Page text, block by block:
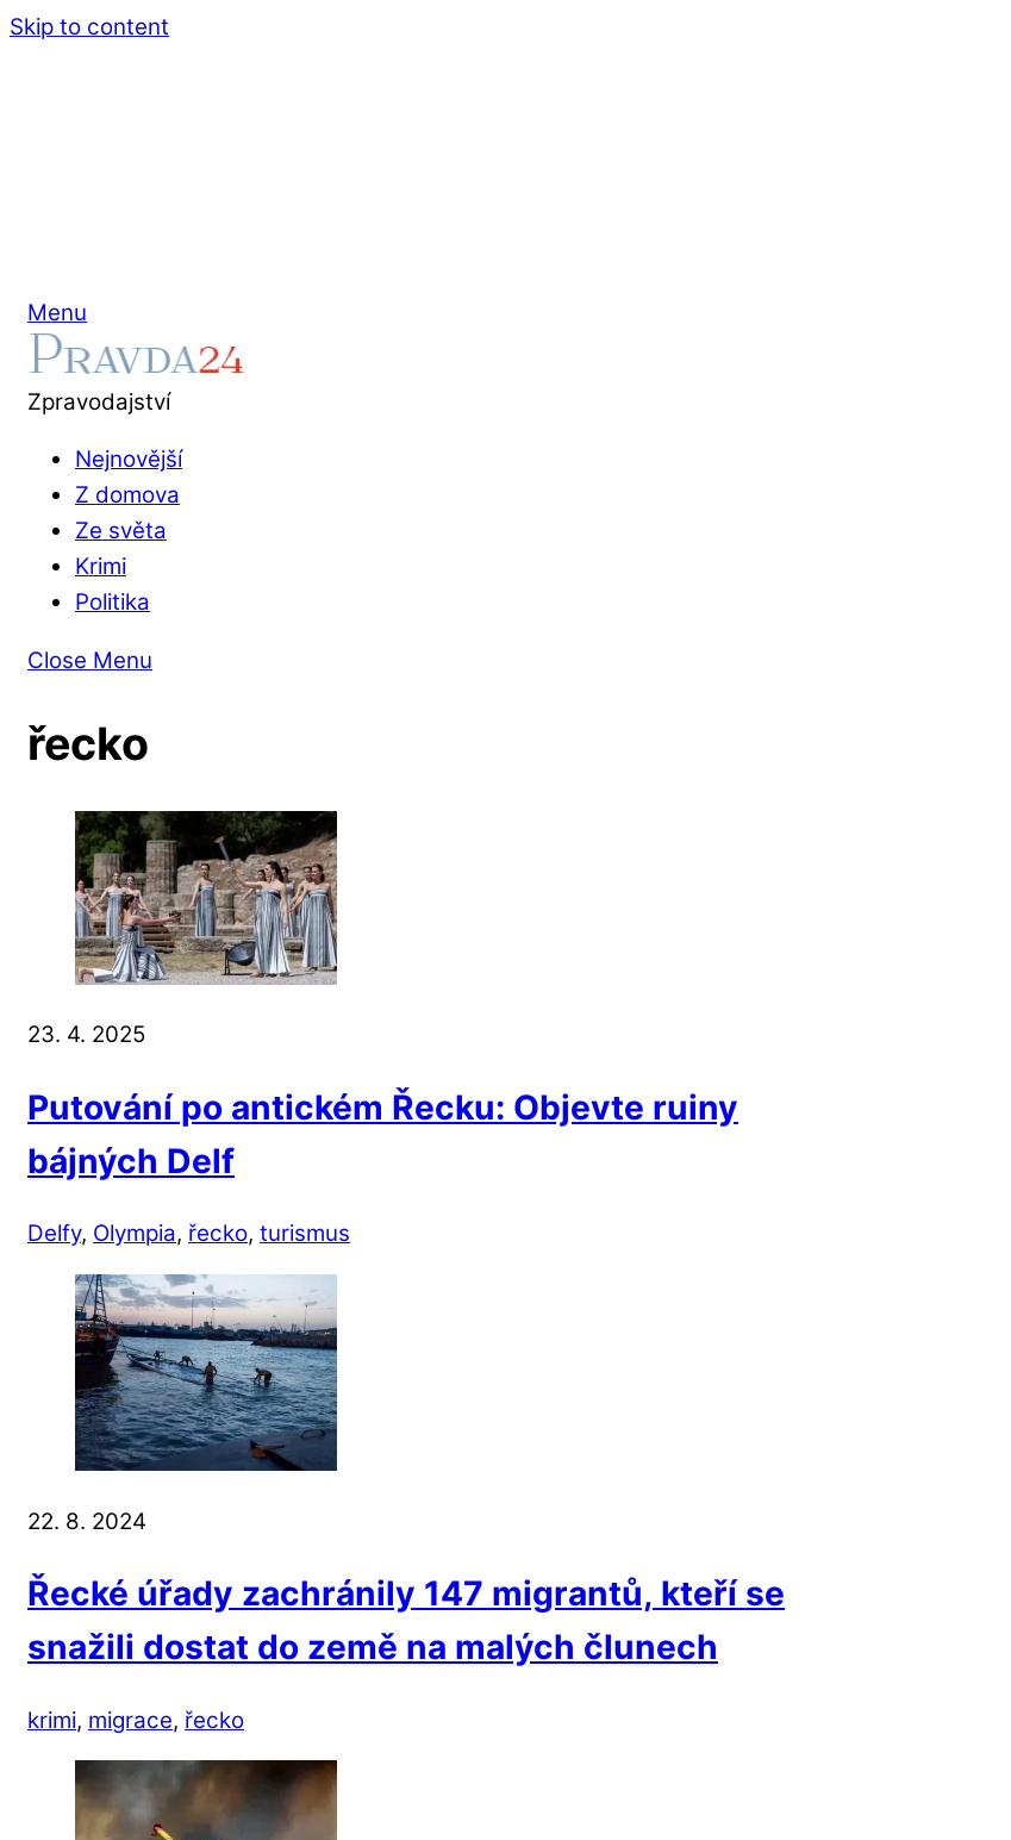
Skip to content
Menu
Zpravodajství
Nejnovější
Z domova
Ze světa
Krimi
Politika
Close Menu
řecko
23. 4. 2025
Putování po antickém Řecku: Objevte ruiny
bájných Delf
Delfy, Olympia, řecko, turismus
22. 8. 2024
Řecké úřady zachránily 147 migrantů, kteří se
snažili dostat do země na malých člunech
krimi, migrace, řecko